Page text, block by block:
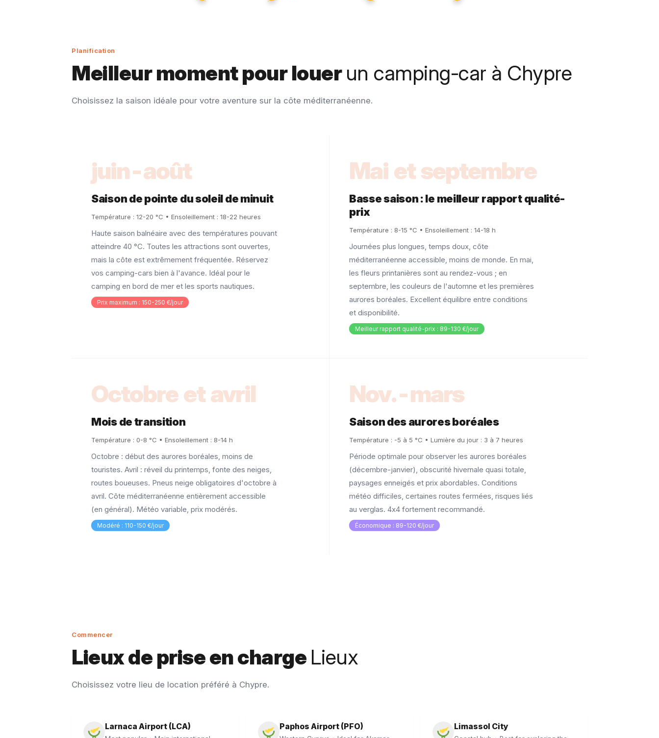
Planification
Meilleur moment pour louerun camping-car à Chypre
Choisissez la saison idéale pour votre aventure sur la côte méditerranéenne.
juin-août
Saison de pointe du soleil de minuit
Température : 12-20 °C • Ensoleillement : 18-22 heures
Haute saison balnéaire avec des températures pouvant
atteindre 40 °C. Toutes les attractions sont ouvertes,
mais la côte est extrêmement fréquentée. Réservez
vos camping-cars bien à l'avance. Idéal pour le
camping en bord de mer et les sports nautiques.
Prix maximum : 150-250 €/jour
Mai et septembre
Basse saison : le meilleur rapport qualité-
prix
Température : 8-15 °C • Ensoleillement : 14-18 h
Journées plus longues, temps doux, côte
méditerranéenne accessible, moins de monde. En mai,
les fleurs printanières sont au rendez-vous ; en
septembre, les couleurs de l'automne et les premières
aurores boréales. Excellent équilibre entre conditions
et disponibilité.
Meilleur rapport qualité-prix : 89-130 €/jour
Octobre et avril
Mois de transition
Température : 0-8 °C • Ensoleillement : 8-14 h
Octobre : début des aurores boréales, moins de
touristes. Avril : réveil du printemps, fonte des neiges,
routes boueuses. Pneus neige obligatoires d'octobre à
avril. Côte méditerranéenne entièrement accessible
(en général). Météo variable, prix modérés.
Modéré : 110-150 €/jour
Nov.-mars
Saison des aurores boréales
Température : -5 à 5 °C • Lumière du jour : 3 à 7 heures
Période optimale pour observer les aurores boréales
(décembre-janvier), obscurité hivernale quasi totale,
paysages enneigés et prix abordables. Conditions
météo difficiles, certaines routes fermées, risques liés
au verglas. 4x4 fortement recommandé.
Économique : 89-120 €/jour
Commencer
Lieux de prise en charge Lieux
Choisissez votre lieu de location préféré à Chypre.
Larnaca Airport (LCA) Paphos Airport (PFO) Limassol City